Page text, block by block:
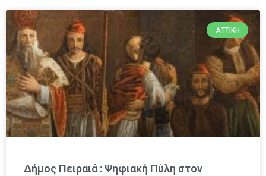
ΑΤΤΙΚΉ
Δήμος Πειραιά : Ψηφιακή Πύλη στον